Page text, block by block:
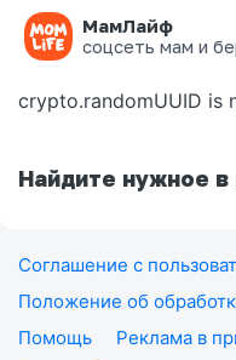
МамЛайф
соцсеть мам и
Ошибка на
crypto.randomUUID is
Найдите нужное в
Соглашение с
Положение об
Помощь
Реклама в